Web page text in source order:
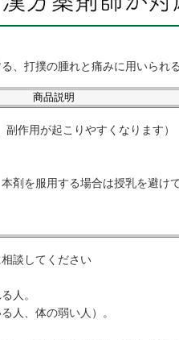
打撲の腫れと痛みに用いられる
商品説明
作用が起こりやすくなります）
剤を服用する場合は授乳を避け
談してください
人。
人、体の弱い人）。